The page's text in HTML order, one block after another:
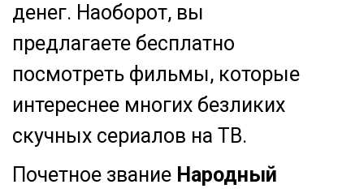
денег. Наоборот, вы
предлагаете бесплатно
посмотреть фильмы, которые
интереснее многих безликих
скучных сериалов на ТВ.
Почетное звание Народный